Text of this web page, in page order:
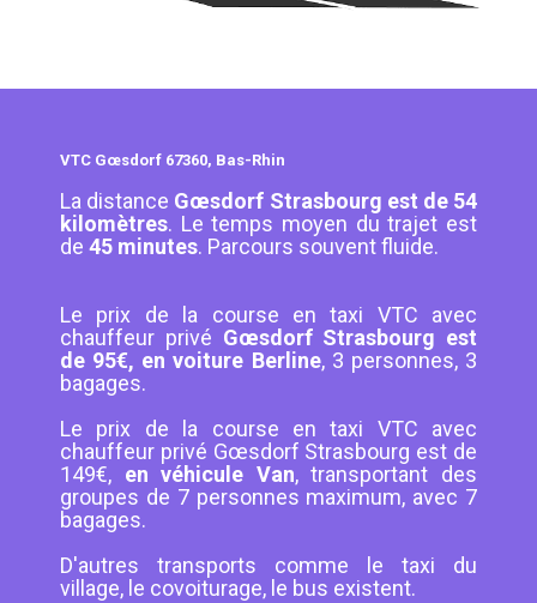
VTC Gœsdorf 67360, Bas-Rhin
La distance Gœsdorf Strasbourg est de 54
kilomètres. Le temps moyen du trajet est
de 45 minutes. Parcours souvent fluide.
Le prix de la course en taxi VTC avec
chauffeur privé Gœsdorf Strasbourg est
de 95€, en voiture Berline, 3 personnes, 3
bagages.
Le prix de la course en taxi VTC avec
chauffeur privé Gœsdorf Strasbourg est de
149€, en véhicule Van, transportant des
groupes de 7 personnes maximum, avec 7
bagages.
D'autres transports comme le taxi du
village, le covoiturage, le bus existent.